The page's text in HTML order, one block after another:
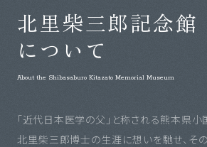
北里柴三郎記念館
について
About the Shibasaburo Kitazato Memorial Museum
「近代日本医学の父」と称される熊本県
北里柴三郎博士の生涯に想いを馳せ、そ